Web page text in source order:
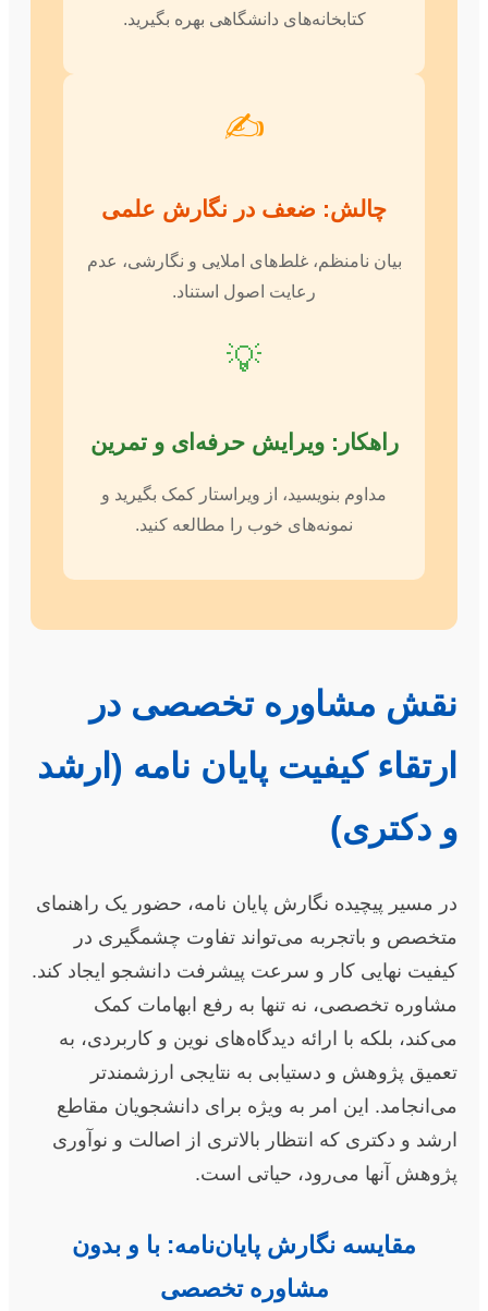
کتابخانه‌های دانشگاهی بهره بگیرید.
✍️
چالش: ضعف در نگارش علمی
بیان نامنظم، غلط‌های املایی و نگارشی، عدم
رعایت اصول استناد.
💡
راهکار: ویرایش حرفه‌ای و تمرین
مداوم بنویسید، از ویراستار کمک بگیرید و
نمونه‌های خوب را مطالعه کنید.
نقش مشاوره تخصصی در
ارتقاء کیفیت پایان نامه (ارشد
و دکتری)
در مسیر پیچیده نگارش پایان نامه، حضور یک راهنمای
متخصص و باتجربه می‌تواند تفاوت چشمگیری در
کیفیت نهایی کار و سرعت پیشرفت دانشجو ایجاد کند.
مشاوره تخصصی، نه تنها به رفع ابهامات کمک
می‌کند، بلکه با ارائه دیدگاه‌های نوین و کاربردی، به
تعمیق پژوهش و دستیابی به نتایجی ارزشمندتر
می‌انجامد. این امر به ویژه برای دانشجویان مقاطع
ارشد و دکتری که انتظار بالاتری از اصالت و نوآوری
پژوهش آنها می‌رود، حیاتی است.
مقایسه نگارش پایان‌نامه: با و بدون
مشاوره تخصصی